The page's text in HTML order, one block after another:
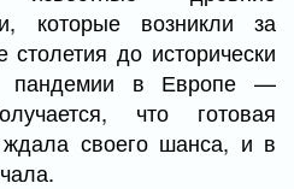
которые возникли за
до исторически
пандемии в Европе —
что готовая
ждала своего шанса, и в